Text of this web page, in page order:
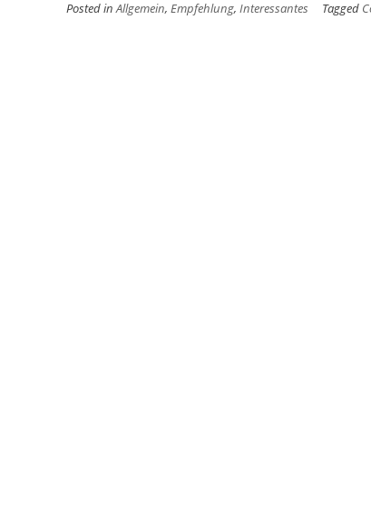
Posted inAllgemein, Empfehlung, Interessantes Tagged